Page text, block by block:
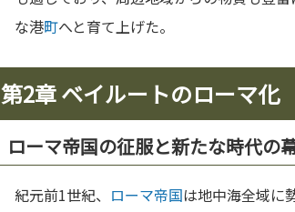
な港町へと育て上げた。
第2章 ベイルートのローマ化
ローマ帝国の征服と新たな時代の
紀元前1世紀、 ローマ帝国は地中海全域に